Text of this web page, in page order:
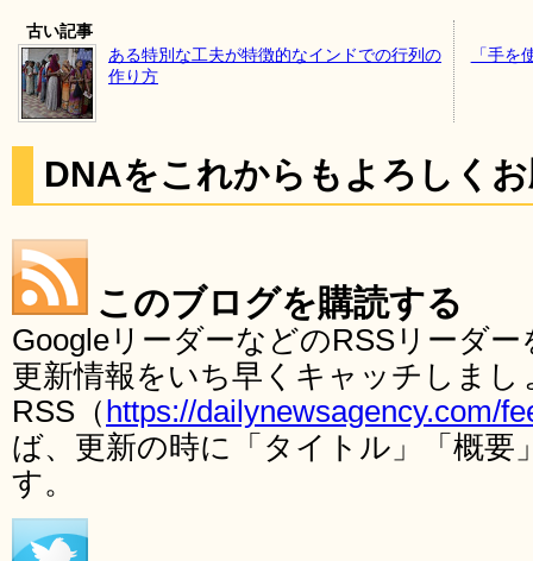
古い記事
ある特別な工夫が特徴的なインドでの行列の
作り方
「手を
DNAをこれからもよろしく
このブログを購読する
GoogleリーダーなどのRSSリーダ
更新情報をいち早くキャッチしま
RSS（ https://dailynewsagency.com/
ば、更新の時に「タイトル」「概要
す。